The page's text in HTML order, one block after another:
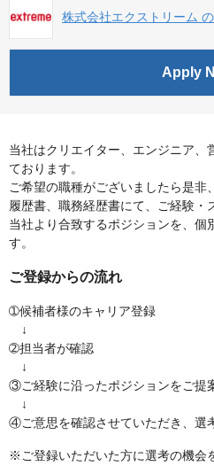
株式会社エクストリーム
Apply
当社はクリエイター、エンジニア、
ております。
ご希望の職種がございましたら是非
履歴書、職務経歴書にて、ご経験・
当社より合致するポジションを、個
す。
ご登録からの流れ
➀候補者様のキャリア登録
↓
➁担当者が確認
↓
③ご経験に沿ったポジションをご提
↓
④ご意思を確認させていただき、選
※ご登録いただいた方に選考の機会